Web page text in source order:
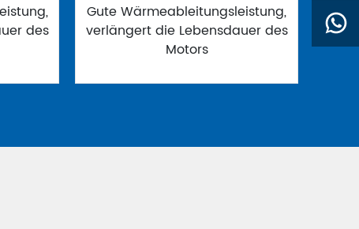
des
Gute Wärmeableitungsleistung,
verlängert die Lebensdauer des
Motors